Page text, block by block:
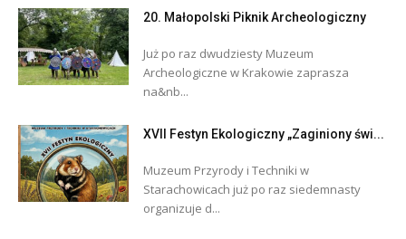
20. Małopolski Piknik Archeologiczny
Już po raz dwudziesty Muzeum
Archeologiczne w Krakowie zaprasza
na&nb...
XVII Festyn Ekologiczny „Zaginiony świ...
Muzeum Przyrody i Techniki w
Starachowicach już po raz siedemnasty
organizuje d...